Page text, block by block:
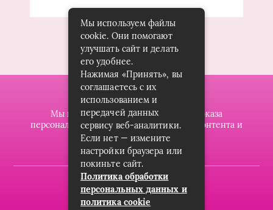
Мы используем файлы cookie для показа
персонализированной рекламы и/или контента и
анализа нашего трафика.
2019-2023 © dzintarsshop.ru
Карта сайта
Мы используем файлы
cookie. Они помогают
улучшать сайт и делать
его удобнее.
Нажимая «Принять», вы
соглашаетесь с их
использованием и
передачей данных
сервису веб-аналитики.
Если нет — измените
настройки браузера или
покиньте сайт.
Политика обработки
персональных данных и
политика cookie